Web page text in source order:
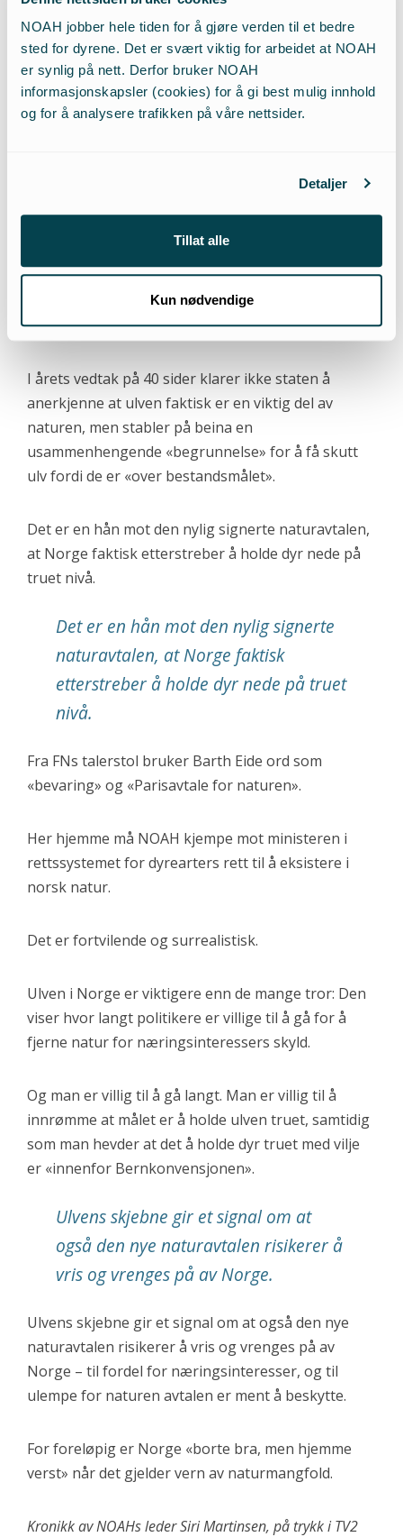
NOAH jobber hele tiden for å gjøre verden til et bedre
sted for dyrene. Det er svært viktig for arbeidet at NOAH
er synlig på nett. Derfor bruker NOAH
informasjonskapsler (cookies) for å gi best mulig innhold
og for å analysere trafikken på våre nettsider.
Detaljer
Tillat alle
Kun nødvendige
mot egen natur og samtidig «betale» for bevaring
utenlands.
Det er ikke denne type naturvern vi trenger i
naturkrisens tid. Ulven og de andre store
Ved å la dem utføre sin økologiske rolle, skapes
mer robuste økologiske systemer. Men dette
aspektet blir ikke engang berørt i statens vedtak.
I årets vedtak på 40 sider klarer ikke staten å
anerkjenne at ulven faktisk er en viktig del av
naturen, men stabler på beina en
usammenhengende «begrunnelse» for å få skutt
ulv fordi de er «over bestandsmålet».
Det er en hån mot den nylig signerte naturavtalen,
at Norge faktisk etterstreber å holde dyr nede på
truet nivå.
Det er en hån mot den nylig signerte
naturavtalen, at Norge faktisk
etterstreber å holde dyr nede på truet
nivå.
Fra FNs talerstol bruker Barth Eide ord som
«bevaring» og «Parisavtale for naturen».
Her hjemme må NOAH kjempe mot ministeren i
rettssystemet for dyrearters rett til å eksistere i
norsk natur.
Det er fortvilende og surrealistisk.
Ulven i Norge er viktigere enn de mange tror: Den
viser hvor langt politikere er villige til å gå for å
fjerne natur for næringsinteressers skyld.
Og man er villig til å gå langt. Man er villig til å
innrømme at målet er å holde ulven truet, samtidig
som man hevder at det å holde dyr truet med vilje
er «innenfor Bernkonvensjonen».
Ulvens skjebne gir et signal om at
også den nye naturavtalen risikerer å
vris og vrenges på av Norge.
Ulvens skjebne gir et signal om at også den nye
naturavtalen risikerer å vris og vrenges på av
Norge – til fordel for næringsinteresser, og til
ulempe for naturen avtalen er ment å beskytte.
For foreløpig er Norge «borte bra, men hjemme
verst» når det gjelder vern av naturmangfold.
Kronikk av NOAHs leder Siri Martinsen, på trykk i TV2